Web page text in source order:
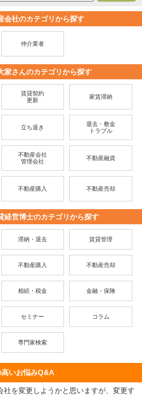
会社のカテゴリから探す
仲介業者
家さんのカテゴリから探す
賃貸契約
更新
家賃滞納
立ち退き
退去・敷金
トラブル
不動産会社
管理会社
不動産融資
不動産購入 不動産売却
経営博士のカテゴリから探す
滞納・退去 賃貸管理
不動産購入 不動産売却
相続・税金 金融・保険
セミナー コラム
専門家検索
いお悩みQ&A
社を変更しようかと思いますが、変更す